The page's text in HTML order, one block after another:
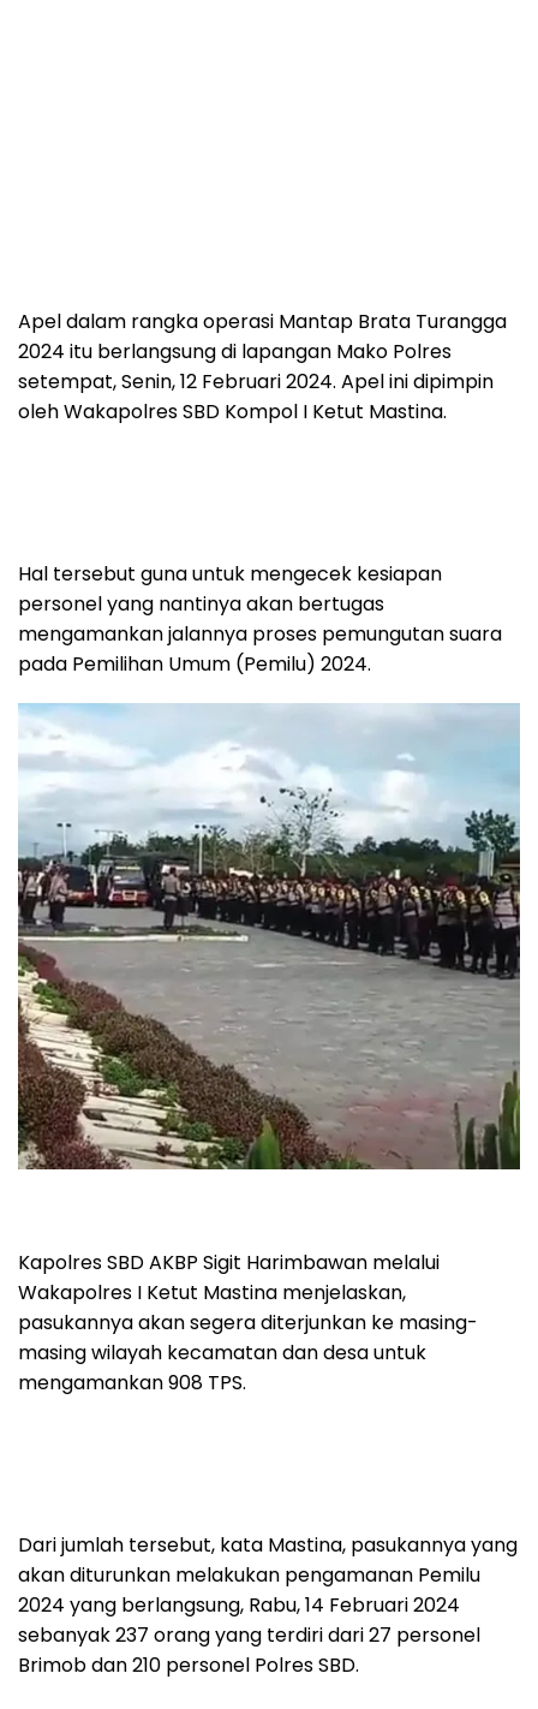
Apel dalam rangka operasi Mantap Brata Turangga
2024 itu berlangsung di lapangan Mako Polres
setempat, Senin, 12 Februari 2024. Apel ini dipimpin
oleh Wakapolres SBD Kompol I Ketut Mastina.
Hal tersebut guna untuk mengecek kesiapan
personel yang nantinya akan bertugas
mengamankan jalannya proses pemungutan suara
pada Pemilihan Umum (Pemilu) 2024.
Kapolres SBD AKBP Sigit Harimbawan melalui
Wakapolres I Ketut Mastina menjelaskan,
pasukannya akan segera diterjunkan ke masing-
masing wilayah kecamatan dan desa untuk
mengamankan 908 TPS.
Dari jumlah tersebut, kata Mastina, pasukannya yang
akan diturunkan melakukan pengamanan Pemilu
2024 yang berlangsung, Rabu, 14 Februari 2024
sebanyak 237 orang yang terdiri dari 27 personel
Brimob dan 210 personel Polres SBD.